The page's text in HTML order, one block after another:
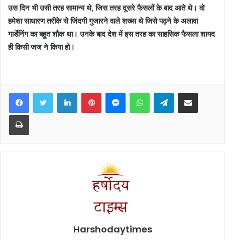
उस दिन भी उसी तरह सामान्य थे, जिस तरह दूसरे फैसलों के बाद आते थे। वो
हमेशा साधारण तरीके से जिंदगी गुजारने वाले शख्स थे जिसे पढ़ने के अलावा
गार्डेनिंग का बहुत शौक था। उनके बाद देश में इस तरह का साहसिक फैसला शायद
ही किसी जज ने किया हो।
FacebookTwitter LinkedInPinterestMessengerWhatsAppTelegramShare via Email
Print
Harshodaytimes